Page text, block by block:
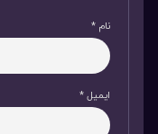
نام *
ایمیل*